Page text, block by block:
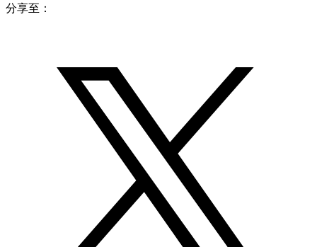
分享至：